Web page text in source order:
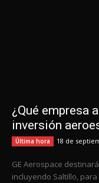
¿Qué empresa
inversión
Última hora 18 de
GE Aerospace
incluyendo Saltillo,